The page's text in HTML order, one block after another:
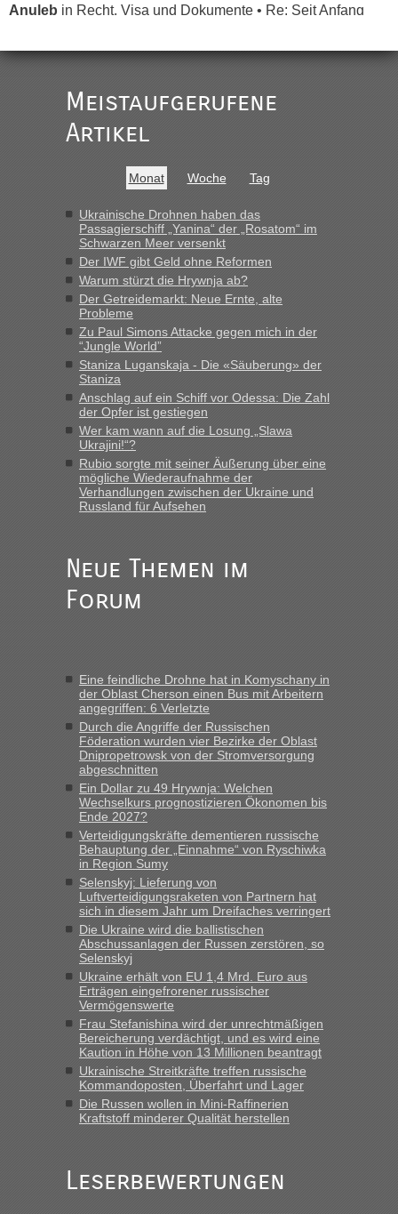
Anuleb in Recht, Visa und Dokumente • Re: Seit Anfang
Verdacht.“
inRecht, Visa und Dokumente • Re: Seit Anfang des
Milliarden aufgedeckt
und du nicht damit handeln willst. So lange das nicht
Originalverpackt ist und ersichlich das nicht neu sollte es
keine Probleme geben“
Recht, Visa und Dokumente • Deklaration
gebrauchter Kleidung beim Zoll
„Hallo Leute, ich weiß nicht, ob ich hier richtig bin mit meiner
Anfrage. Ich möchte 4 Umzugskartons mit gebrauchter
Straßen Kleidung bei der Einreise in die Ukraine
mitnehmen. Es ist gebrauchte Kleidung...“
Berichte und Reisetipps • Re: An welchem
Grenzübergang zwischen Polen und der Ukraine geht es am
schnellsten?
„Wir sind mit unserem Wohnmobil, wie geplant am Montag
15.6. in Krakovets rüber. Sehr zeitig los gegen 5 Uhr in der
Früh. Mit sehr sehr wenig Verkehr, super bis zur Grenze. Nur
Berichte und Reisetipps • Re: An welchem
Grenzübergang zwischen Polen und der Ukraine geht es am
schnellsten?
Bernd D-UAinBerichte und Reisetipps • Re: An welchem
Grenzübergang zwischen Polen und der Ukraine geht es am
schnellsten?
„Bin am Montag 15.6.26 um 8 Uhr in Urgyniw ausgereist,
das erste Mal an einem Montagmorgen ca. 15 Fahrzeuge
vor mir, bin sonst der Erste oder Zweite, egal, nach ca 20
Minuten wurde dann die nächste Welle...“
Berichte und Reisetipps • Re: An welchem
Grenzübergang zwischen Polen und der Ukraine geht es am
schnellsten?
„Derzeit, ist es überall sehr voll an den Grenzen Ukraine/
Polen. Zb. Krakovets 100 PKW ca. 10 h Wartezeit. Wollen
Montag rüber, versuchen es sehr früh.“
Meistaufgerufene
Artikel
Monat Woche Tag
Ukrainische Drohnen haben das
Passagierschiff „Yanina“ der „Rosatom“ im
Schwarzen Meer versenkt
Der IWF gibt Geld ohne Reformen
Warum stürzt die Hrywnja ab?
Der Getreidemarkt: Neue Ernte, alte
Probleme
Zu Paul Simons Attacke gegen mich in der
“Jungle World”
Staniza Luganskaja - Die «Säuberung» der
Staniza
Anschlag auf ein Schiff vor Odessa: Die Zahl
der Opfer ist gestiegen
Wer kam wann auf die Losung „Slawa
Ukrajini!“?
Rubio sorgte mit seiner Äußerung über eine
mögliche Wiederaufnahme der
Verhandlungen zwischen der Ukraine und
Russland für Aufsehen
Neue Themen im
Forum
Eine feindliche Drohne hat in Komyschany in
der Oblast Cherson einen Bus mit Arbeitern
angegriffen: 6 Verletzte
Durch die Angriffe der Russischen
Föderation wurden vier Bezirke der Oblast
Dnipropetrowsk von der Stromversorgung
abgeschnitten
Ein Dollar zu 49 Hrywnja: Welchen
Wechselkurs prognostizieren Ökonomen bis
Ende 2027?
Verteidigungskräfte dementieren russische
Behauptung der „Einnahme“ von Ryschiwka
in Region Sumy
Selenskyj: Lieferung von
Luftverteidigungsraketen von Partnern hat
sich in diesem Jahr um Dreifaches verringert
Die Ukraine wird die ballistischen
Abschussanlagen der Russen zerstören, so
Selenskyj
Ukraine erhält von EU 1,4 Mrd. Euro aus
Erträgen eingefrorener russischer
Vermögenswerte
Frau Stefanishina wird der unrechtmäßigen
Bereicherung verdächtigt, und es wird eine
Kaution in Höhe von 13 Millionen beantragt
Ukrainische Streitkräfte treffen russische
Kommandoposten, Überfahrt und Lager
Die Russen wollen in Mini-Raffinerien
Kraftstoff minderer Qualität herstellen
Leserbewertungen